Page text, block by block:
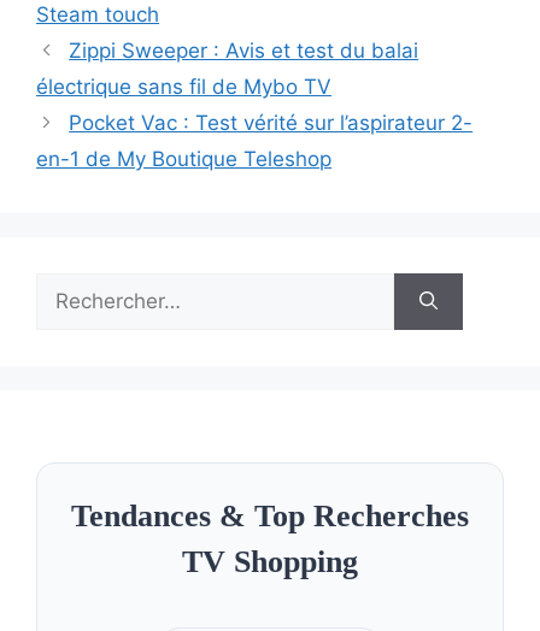
Steam touch
Zippi Sweeper : Avis et test du balai
électrique sans fil de Mybo TV
Pocket Vac : Test vérité sur l’aspirateur 2-
en-1 de My Boutique Teleshop
Tendances & Top Recherches
TV Shopping